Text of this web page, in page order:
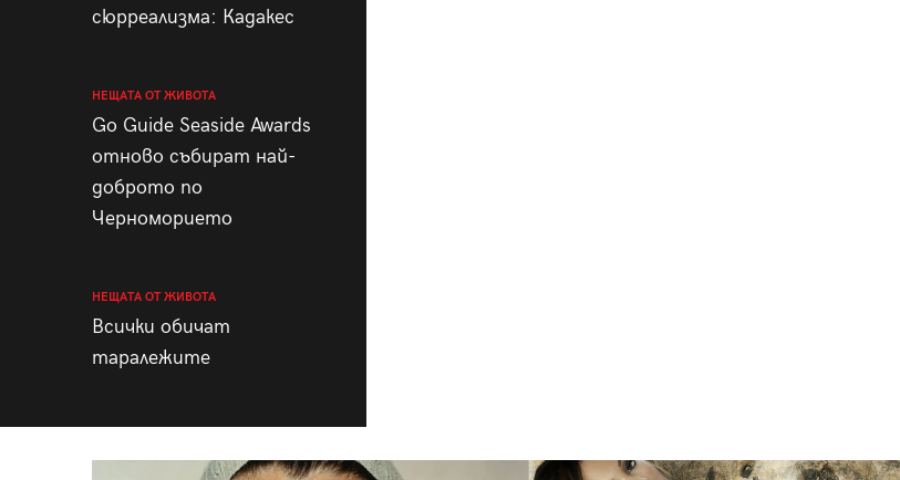
сюрреализма: Кадакес
НЕЩАТА ОТ ЖИВОТА
Go Guide Seaside Awards
отново събират най-
доброто по
Черноморието
НЕЩАТА ОТ ЖИВОТА
Всички обичат
таралежите